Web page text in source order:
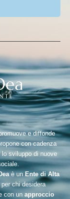
e diffonde
con cadenza
sviluppo di nuove
è unEnte di Alta
chi desidera
con un approccio